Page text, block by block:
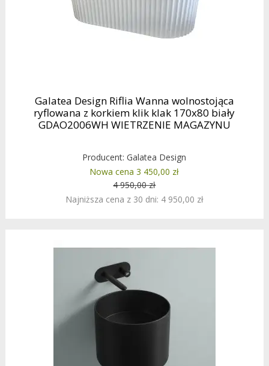
Galatea Design Riflia Wanna wolnostojąca
ryflowana z korkiem klik klak 170x80 biały
GDAO2006WH WIETRZENIE MAGAZYNU
Producent:Galatea Design
Nowa cena 3 450,00 zł
4 950,00 zł
Najniższa cena z 30 dni: 4 950,00 zł